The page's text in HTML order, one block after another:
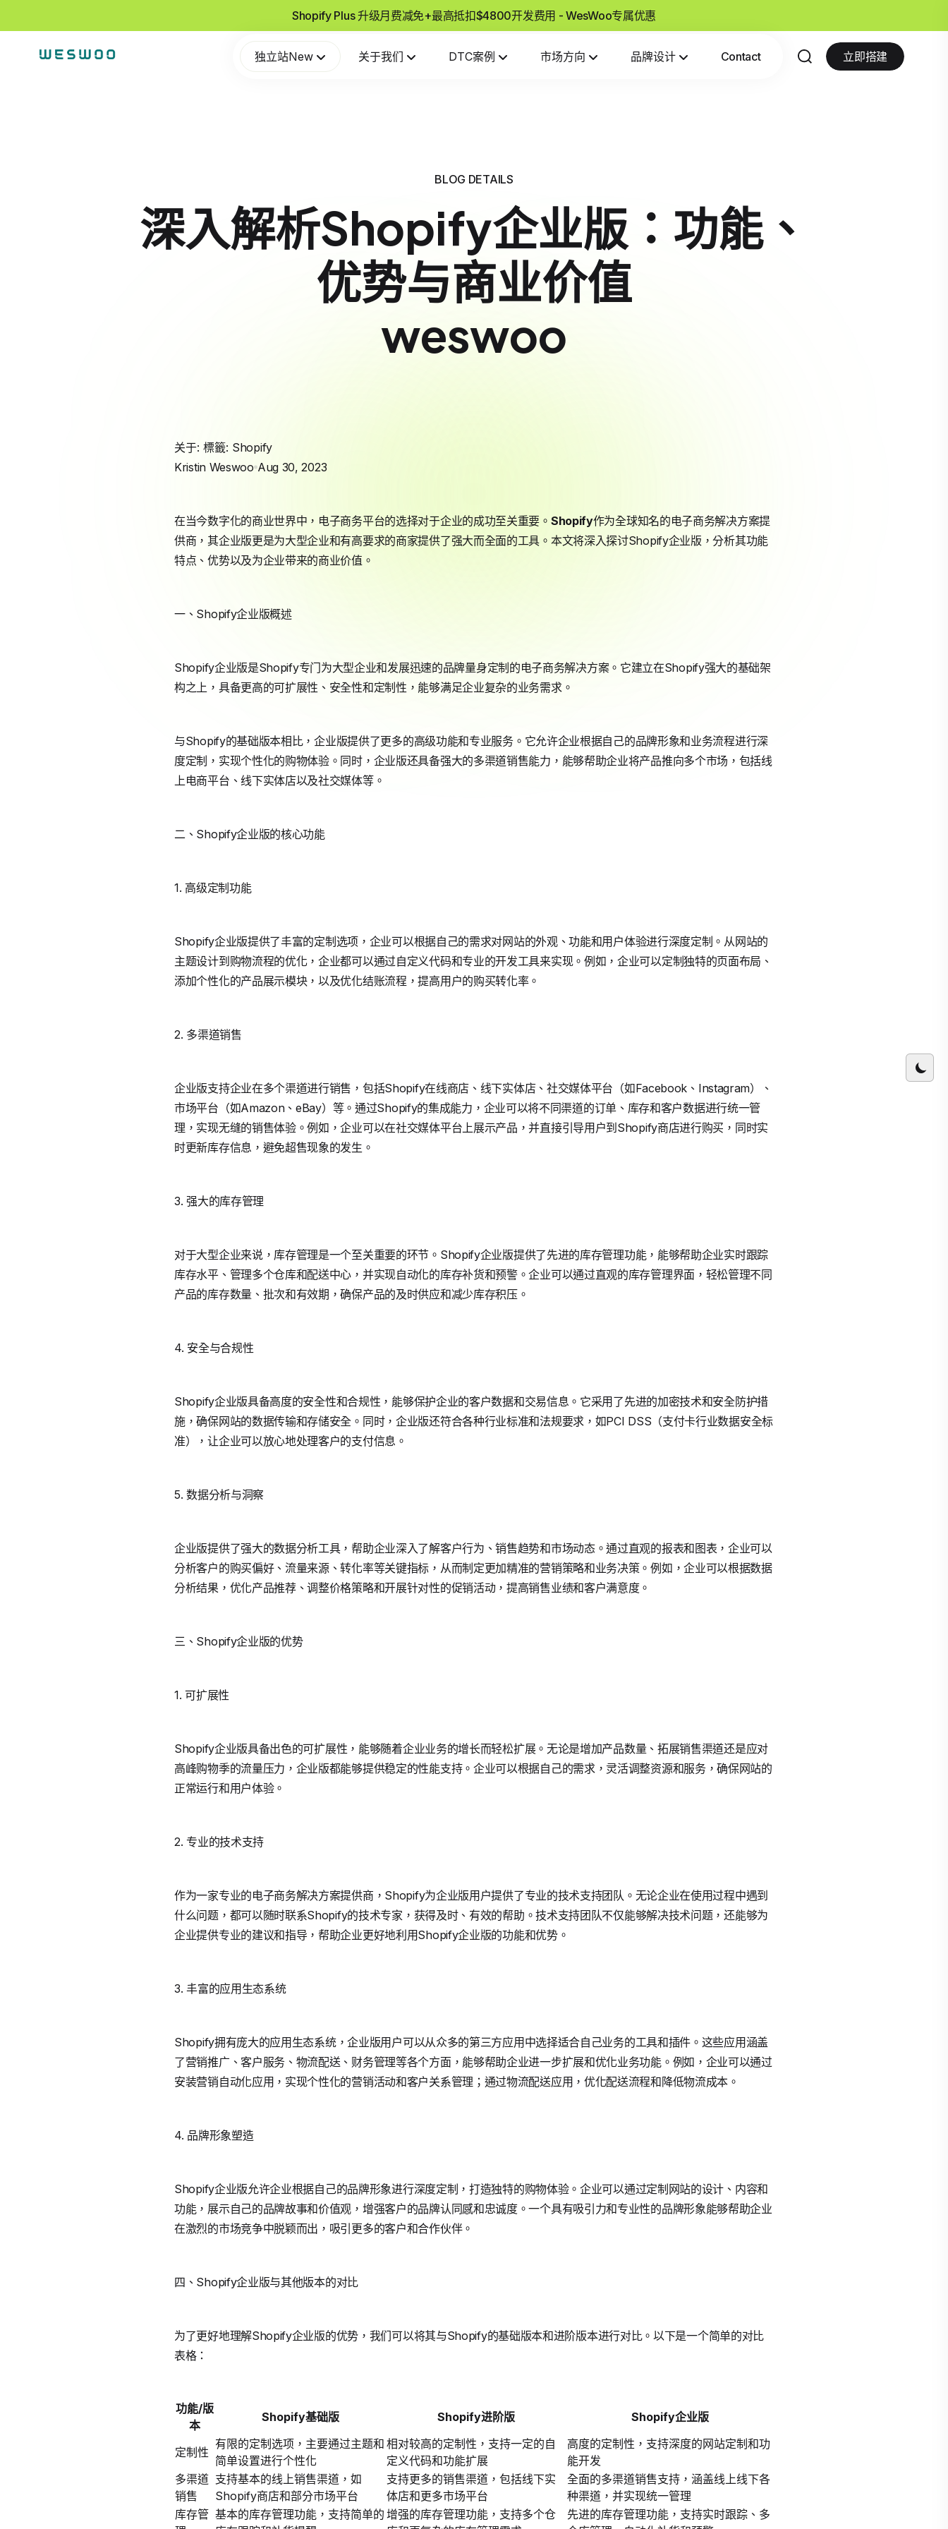
Shopify Plus 升级月费减免+最高抵扣$4800开发费用 - WesWoo专属优惠
独立站New 关于我们 DTC案例 市场方向 品牌设计 Contact 立即搭建
BLOG DETAILS
深入解析Shopify企业版：功能、
优势与商业价值
weswoo
关于: 標籤: Shopify
Kristin Weswoo Aug 30, 2023
在当今数字化的商业世界中，电子商务平台的选择对于企业的成功至关重要。 Shopify作为全球知名的电子商务解决方案提
供商，其企业版更是为大型企业和有高要求的商家提供了强大而全面的工具。本文将深入探讨Shopify企业版，分析其功能
特点、优势以及为企业带来的商业价值。
一、Shopify企业版概述
Shopify企业版是Shopify专门为大型企业和发展迅速的品牌量身定制的电子商务解决方案。它建立在Shopify强大的基础架
构之上，具备更高的可扩展性、安全性和定制性，能够满足企业复杂的业务需求。
与Shopify的基础版本相比，企业版提供了更多的高级功能和专业服务。它允许企业根据自己的品牌形象和业务流程进行深
度定制，实现个性化的购物体验。同时，企业版还具备强大的多渠道销售能力，能够帮助企业将产品推向多个市场，包括线
上电商平台、线下实体店以及社交媒体等。
二、Shopify企业版的核心功能
1. 高级定制功能
Shopify企业版提供了丰富的定制选项，企业可以根据自己的需求对网站的外观、功能和用户体验进行深度定制。从网站的
主题设计到购物流程的优化，企业都可以通过自定义代码和专业的开发工具来实现。例如，企业可以定制独特的页面布局、
添加个性化的产品展示模块，以及优化结账流程，提高用户的购买转化率。
2. 多渠道销售
企业版支持企业在多个渠道进行销售，包括Shopify在线商店、线下实体店、社交媒体平台（如Facebook、Instagram）、
市场平台（如Amazon、eBay）等。通过Shopify的集成能力，企业可以将不同渠道的订单、库存和客户数据进行统一管
理，实现无缝的销售体验。例如，企业可以在社交媒体平台上展示产品，并直接引导用户到Shopify商店进行购买，同时实
时更新库存信息，避免超售现象的发生。
3. 强大的库存管理
对于大型企业来说，库存管理是一个至关重要的环节。Shopify企业版提供了先进的库存管理功能，能够帮助企业实时跟踪
库存水平、管理多个仓库和配送中心，并实现自动化的库存补货和预警。企业可以通过直观的库存管理界面，轻松管理不同
产品的库存数量、批次和有效期，确保产品的及时供应和减少库存积压。
4. 安全与合规性
Shopify企业版具备高度的安全性和合规性，能够保护企业的客户数据和交易信息。它采用了先进的加密技术和安全防护措
施，确保网站的数据传输和存储安全。同时，企业版还符合各种行业标准和法规要求，如PCI DSS（支付卡行业数据安全标
准），让企业可以放心地处理客户的支付信息。
5. 数据分析与洞察
企业版提供了强大的数据分析工具，帮助企业深入了解客户行为、销售趋势和市场动态。通过直观的报表和图表，企业可以
分析客户的购买偏好、流量来源、转化率等关键指标，从而制定更加精准的营销策略和业务决策。例如，企业可以根据数据
分析结果，优化产品推荐、调整价格策略和开展针对性的促销活动，提高销售业绩和客户满意度。
三、Shopify企业版的优势
1. 可扩展性
Shopify企业版具备出色的可扩展性，能够随着企业业务的增长而轻松扩展。无论是增加产品数量、拓展销售渠道还是应对
高峰购物季的流量压力，企业版都能够提供稳定的性能支持。企业可以根据自己的需求，灵活调整资源和服务，确保网站的
正常运行和用户体验。
2. 专业的技术支持
作为一家专业的电子商务解决方案提供商，Shopify为企业版用户提供了专业的技术支持团队。无论企业在使用过程中遇到
什么问题，都可以随时联系Shopify的技术专家，获得及时、有效的帮助。技术支持团队不仅能够解决技术问题，还能够为
企业提供专业的建议和指导，帮助企业更好地利用Shopify企业版的功能和优势。
3. 丰富的应用生态系统
Shopify拥有庞大的应用生态系统，企业版用户可以从众多的第三方应用中选择适合自己业务的工具和插件。这些应用涵盖
了营销推广、客户服务、物流配送、财务管理等各个方面，能够帮助企业进一步扩展和优化业务功能。例如，企业可以通过
安装营销自动化应用，实现个性化的营销活动和客户关系管理；通过物流配送应用，优化配送流程和降低物流成本。
4. 品牌形象塑造
Shopify企业版允许企业根据自己的品牌形象进行深度定制，打造独特的购物体验。企业可以通过定制网站的设计、内容和
功能，展示自己的品牌故事和价值观，增强客户的品牌认同感和忠诚度。一个具有吸引力和专业性的品牌形象能够帮助企业
在激烈的市场竞争中脱颖而出，吸引更多的客户和合作伙伴。
四、Shopify企业版与其他版本的对比
为了更好地理解Shopify企业版的优势，我们可以将其与Shopify的基础版本和进阶版本进行对比。以下是一个简单的对比
表格：
功能/版
本
Shopify基础版 Shopify进阶版 Shopify企业版
定制性
有限的定制选项，主要通过主题和
简单设置进行个性化
相对较高的定制性，支持一定的自
定义代码和功能扩展
高度的定制性，支持深度的网站定制和功
能开发
多渠道
销售
支持基本的线上销售渠道，如
Shopify商店和部分市场平台
支持更多的销售渠道，包括线下实
体店和更多市场平台
全面的多渠道销售支持，涵盖线上线下各
种渠道，并实现统一管理
库存管 基本的库存管理功能，支持简单的 增强的库存管理功能，支持多个仓
先进的库存管理功能，支持实时跟踪、多